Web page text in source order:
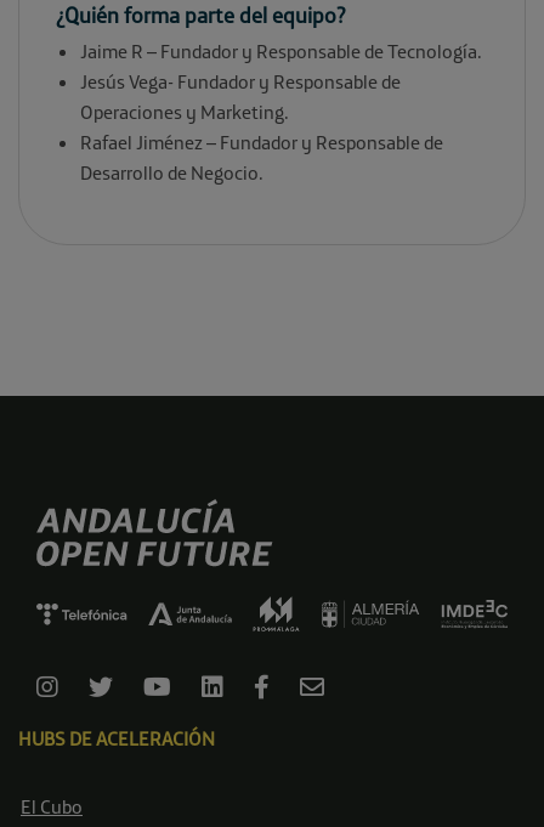
¿Quién forma parte del equipo?
Jaime R – Fundador y Responsable de Tecnología.
Jesús Vega- Fundador y Responsable de
Operaciones y Marketing.
Rafael Jiménez – Fundador y Responsable de
Desarrollo de Negocio.
HUBS DE ACELERACIÓN
El Cubo